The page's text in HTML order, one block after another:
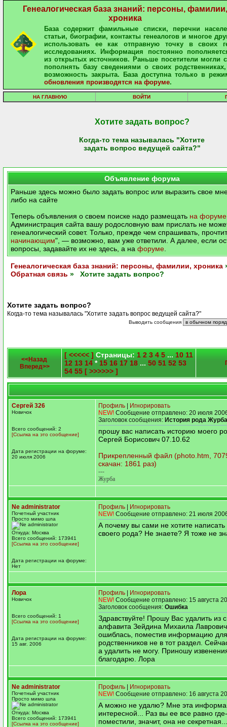
Генеалогическая база знаний: персоны, фамилии,
хроника
База содержит фамильные списки, перечни
статьи, биографии, контакты генеалогов и многое
использовать ее как отправную точку в своих
исследованиях. Информация постоянно
из открытых источников. Раньше посетители могли
пополнять базу сведениями о своих
возможность закрыта. База доступна только в
обновления производятся на форуме.
НА ГЛАВНУЮ ВОЙТИ
Хотите задать вопрос?
Когда-то тема называлась "Хотите
задать вопрос ведущей сайта?"
Объявление форума
Раньше здесь можно было задать вопрос или выразить свое
либо на сайте
Теперь объявления о своем поиске надо размещать на форуме
Администрация сайта вашу родословную вам прислать не
генеалогический совет. Только, прежде чем спрашивать,
начинающим", — возможно, вам уже ответили. А далее, если
вопросы, задавайте их не здесь, а на форуме
Генеалогическая база знаний: персоны, фамилии, хроника
Обратная связь » Хотите задать вопрос?
Хотите задать вопрос?
Когда-то тема называлась "Хотите задать вопрос ведущей сайта?"
Выводить сообщения
<<Назад
Вперед>>
[ <<<<< ] Страницы: 1 2 3 4 5 ... 10 11
12 13 14 * 15 16 17 18 ... 50 51 52 53
54 55 [ >>>>>> ]
Сергей 326
Новичок
Всего сообщений: 2
[Ссылка на это сообщение]
Дата регистрации на форуме:
20 июля 2006
Профиль
Игнорировать
NEW! Сообщение отправлено: 20 июля
Заголовок сообщения: История рода Журба
прошу вас написать историю моего
Сергей Борисович 07.10.62
Прикрепленный файл (photo.htm,
скачан: 1861 раз)
---
Журба
Ne administrator
Почетный участник
Просто мимо шла
Откуда: Москва
Всего сообщений: 173941
[Ссылка на это сообщение]
Дата регистрации на форуме:
Нет
Профиль
Игнорировать
NEW! Сообщение отправлено: 21 июля
А почему вы сами не хотите
своего рода? Не знаете? Я тоже не
Лора
Новичок
Всего сообщений: 1
[Ссылка на это сообщение]
Дата регистрации на форуме:
15 авг. 2006
Профиль
Игнорировать
NEW! Сообщение отправлено: 15 августа
Заголовок сообщения: Ошибка
Здравствуйте! Прошу Вас удалить из
алфавита Зейдина Михаила
ошиблась, поместив информацию
родственников не в тот раздел.
а удалить не могу. Приношу
благодарю. Лора
Ne administrator
Почетный участник
Просто мимо шла
Откуда: Москва
Всего сообщений: 173941
[Ссылка на это сообщение]
Профиль
Игнорировать
NEW! Сообщение отправлено: 16 августа
А можно не удалю? Мне эта
интересной... Раз вы ее все равно
поместили, значит, она не секретная...